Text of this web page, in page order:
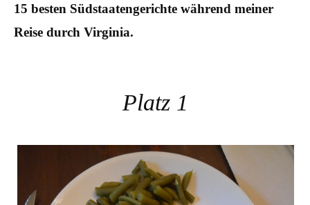
15 besten Südstaatengerichte während meiner
Reise durch Virginia.
Platz 1